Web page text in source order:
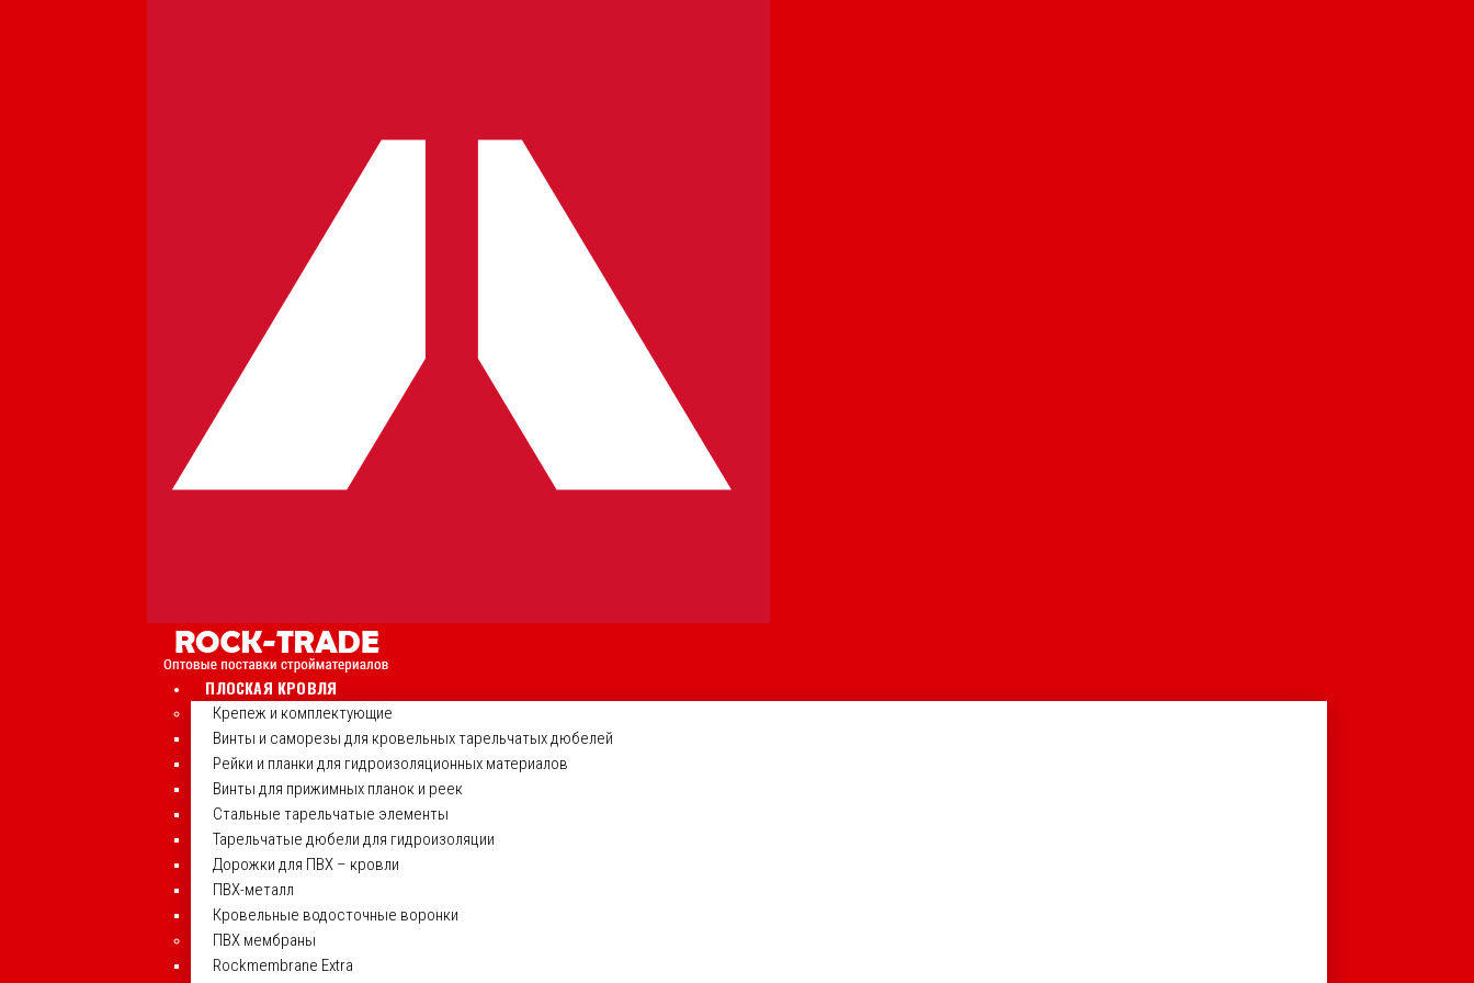
ПЛОСКАЯ КРОВЛЯ
Крепеж и комплектующие
Винты и саморезы для кровельных тарельчатых дюбелей
Рейки и планки для гидроизоляционных материалов
Винты для прижимных планок и реек
Стальные тарельчатые элементы
Тарельчатые дюбели для гидроизоляции
Дорожки для ПВХ – кровли
ПВХ-металл
Кровельные водосточные воронки
ПВХ мембраны
Rockmembrane Extra